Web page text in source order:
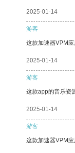
2025-01-14
游客
这款加速器VPM
2025-01-14
游客
这款app的音乐资
2025-01-14
游客
这款加速器VPM